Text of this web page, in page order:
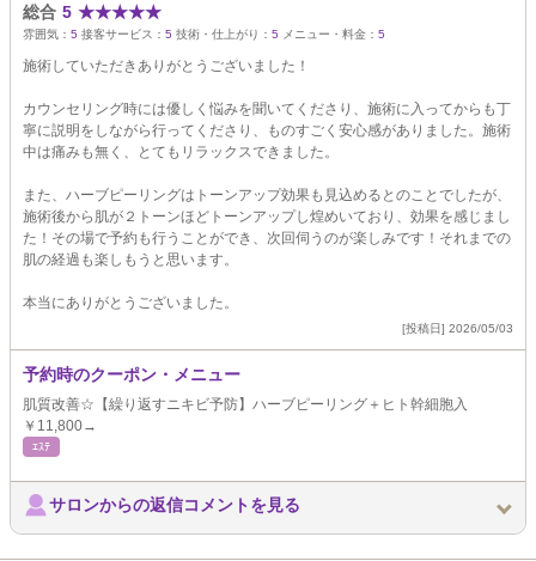
総合 5 ★★★★★
雰囲気： 5 接客サービス： 5 技術・仕上がり： 5 メニュー・料金： 5
施術していただきありがとうございました！
カウンセリング時には優しく悩みを聞いてくださり、施術に入ってからも丁
寧に説明をしながら行ってくださり、ものすごく安心感がありました。施術
中は痛みも無く、とてもリラックスできました。
また、ハーブピーリングはトーンアップ効果も見込めるとのことでしたが、
施術後から肌が２トーンほどトーンアップし煌めいており、効果を感じまし
た！その場で予約も行うことができ、次回伺うのが楽しみです！それまでの
肌の経過も楽しもうと思います。
本当にありがとうございました。
[投稿日] 2026/05/03
予約時のクーポン・メニュー
肌質改善☆【繰り返すニキビ予防】ハーブピーリング＋ヒト幹細胞入
￥11,800→
ｴｽﾃ
サロンからの返信コメントを見る